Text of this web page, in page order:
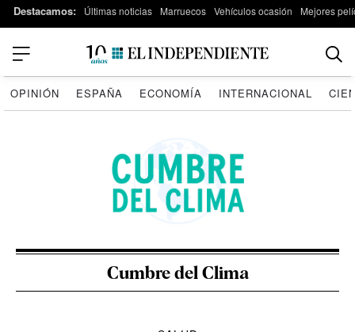
Destacamos: Últimas noticias Marruecos Vehículos ocasión Mejores
OPINIÓN ESPAÑA ECONOMÍA INTERNACIONAL
Cumbre del Clima